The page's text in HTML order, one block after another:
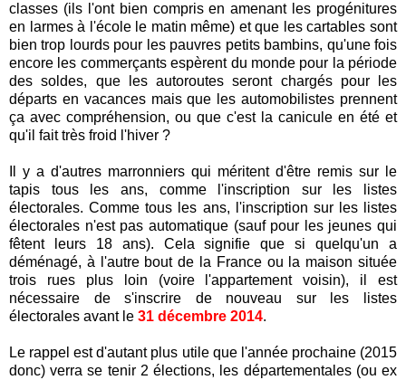
classes (ils l'ont bien compris en amenant les progénitures
en larmes à l'école le matin même) et que les cartables sont
bien trop lourds pour les pauvres petits bambins, qu'une fois
encore les commerçants espèrent du monde pour la période
des soldes, que les autoroutes seront chargés pour les
départs en vacances mais que les automobilistes prennent
ça avec compréhension, ou que c'est la canicule en été et
qu'il fait très froid l'hiver ?
Il y a d'autres marronniers qui méritent d'être remis sur le
tapis tous les ans, comme l'inscription sur les listes
électorales. Comme tous les ans, l'inscription sur les listes
électorales n'est pas automatique (sauf pour les jeunes qui
fêtent leurs 18 ans). Cela signifie que si quelqu'un a
déménagé, à l'autre bout de la France ou la maison située
trois rues plus loin (voire l'appartement voisin), il est
nécessaire de s'inscrire de nouveau sur les listes
électorales avant le 31 décembre 2014.
Le rappel est d'autant plus utile que l'année prochaine (2015
donc) verra se tenir 2 élections, les départementales (ou ex